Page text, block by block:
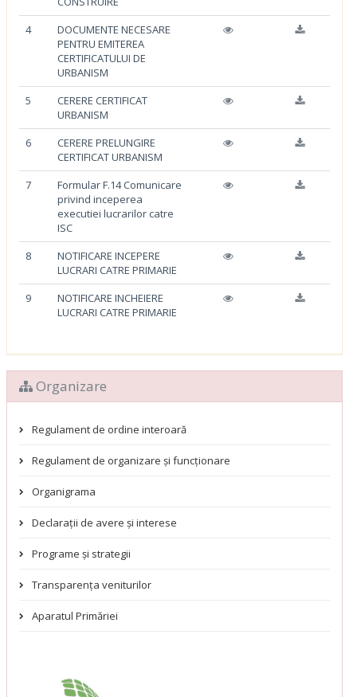
4
DOCUMENTE NECESARE
PENTRU EMITEREA
CERTIFICATULUI DE
URBANISM
5
CERERE CERTIFICAT
URBANISM
6
CERERE PRELUNGIRE
CERTIFICAT URBANISM
7
Formular F.14 Comunicare
privind inceperea
executiei lucrarilor catre
ISC
8
NOTIFICARE INCEPERE
LUCRARI CATRE PRIMARIE
9
NOTIFICARE INCHEIERE
LUCRARI CATRE PRIMARIE
Organizare
Regulament de ordine interoară
Regulament de organizare și funcționare
Organigrama
Declarații de avere și interese
Programe și strategii
Transparența veniturilor
Aparatul Primăriei